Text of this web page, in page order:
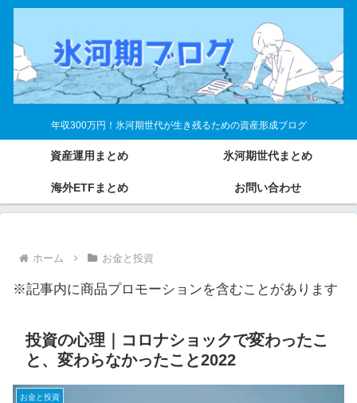
年収300万円！氷河期世代が生き残るための資産形成ブログ
資産運用まとめ 氷河期世代まとめ
海外ETFまとめ お問い合わせ
ホーム お金と投資
※記事内に商品プロモーションを含むことがあります
投資の心理｜コロナショックで変わったこ
と、変わらなかったこと2022
お金と投資